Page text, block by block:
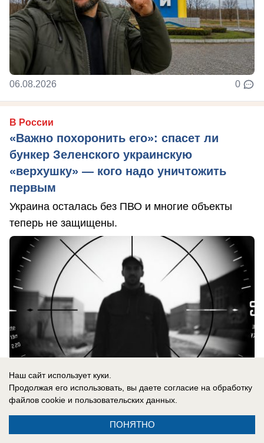
06.08.2026 0
В России
«Важно похоронить его»: спасет ли
бункер Зеленского украинскую
«верхушку» — кого надо уничтожить
первым
Украина осталась без ПВО и многие объекты
теперь не защищены.
Наш сайт использует куки.
Продолжая его использовать, вы даете согласие на обработку
файлов cookie и пользовательских данных.
ПОНЯТНО